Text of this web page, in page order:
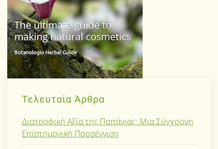
Τελευταία Άρθρα
Διατροφική Αξία της Παπάγιας: Μια Σύγχρονη
Επιστημονική Προσέγγιση